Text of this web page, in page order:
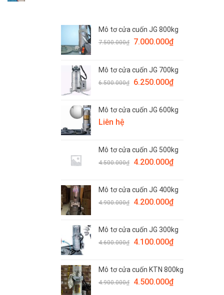
Mô tơ cửa cuốn JG 800kg
7.500.000₫
Giá
7.500.000₫.
7.000.000₫Giá
là:
7.000.000₫.
Mô tơ cửa cuốn JG 700kg
6.500.000₫
Giá
6.500.000₫.
6.250.000₫Giá
là:
Mô tơ cửa cuốn JG 600kg
Liên hệ
Mô tơ cửa cuốn JG 500kg
4.500.000₫
Giá
4.500.000₫.
4.200.000₫Giá
là:
4.200.000₫.
Mô tơ cửa cuốn JG 400kg
4.900.000₫
Giá
4.900.000₫.
4.200.000₫Giá
là:
4.200.000₫.
Mô tơ cửa cuốn JG 300kg
4.600.000₫
Giá
4.600.000₫.
4.100.000₫Giá
là:
4.100.000₫.
Mô tơ cửa cuốn KTN 800kg
4.900.000₫
Giá
4.500.000₫Giá